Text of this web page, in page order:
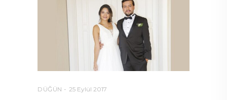
DÜĞÜN 25 Eylül 2017